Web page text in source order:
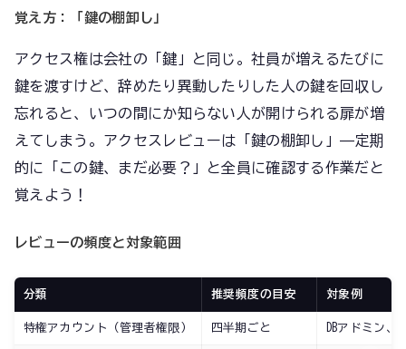
覚え方：「鍵の棚卸し」
アクセス権は会社の「鍵」と同じ。社員が増えるたびに
鍵を渡すけど、辞めたり異動したりした人の鍵を回収し
忘れると、いつの間にか知らない人が開けられる扉が増
えてしまう。アクセスレビューは「鍵の棚卸し」——定期
的に「この鍵、まだ必要？」と全員に確認する作業だと
覚えよう！
レビューの頻度と対象範囲
分類 推奨頻度の目安 対象例
特権アカウント（管理者権限） 四半期ごと DBアドミン、